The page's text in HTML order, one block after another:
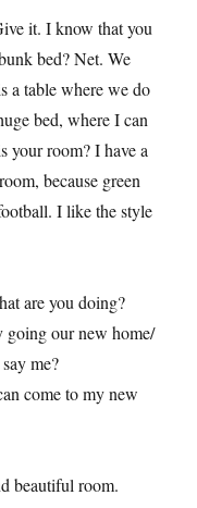
it. I know that you
bed? Net. We
a table where we do
bed, where I can
your room? I have a
because green
I like the style
are you doing?
our new home/
me?
come to my new
beautiful room.